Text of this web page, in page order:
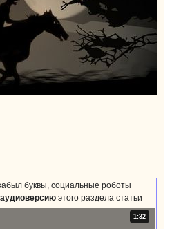
буквы, социальные роботы
аудиоверсию этого раздела статьи
1:32